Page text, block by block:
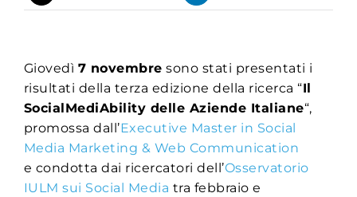
Giovedì 7 novembre sono stati presentati i
risultati della terza edizione della ricerca “Il
SocialMediAbility delle Aziende Italiane“,
promossa dall’Executive Master in Social
Media Marketing & Web Communication
e condotta dai ricercatori dell’Osservatorio
IULM sui Social Media tra febbraio e